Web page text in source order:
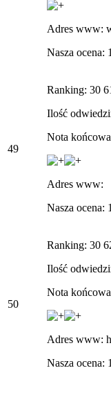
Adres www:
Nasza ocena:
49
Ranking: 30
Ilość
Nota
Adres www:
Nasza ocena:
50
Ranking: 30
Ilość
Nota
Adres www:
Nasza ocena: